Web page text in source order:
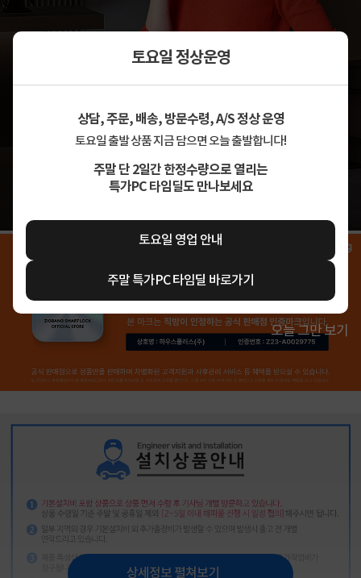
토요일 정상운영
상담, 주문, 배송, 방문수령, A/S 정상 운영
토요일 출발 상품 지금 담으면 오늘 출발합니다!
주말 단 2일간 한정수량으로 열리는
특가PC 타임딜도 만나보세요
토요일 영업 안내
주말 특가PC 타임딜 바로가기
오늘 그만 보기
상세정보 펼쳐보기